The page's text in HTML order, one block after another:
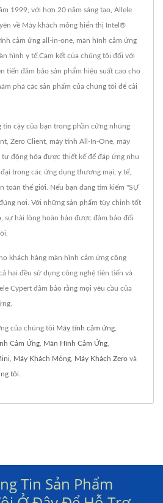
1999, với hơn 20 năm sáng tạo, Allele
về Máy khách mỏng hiển thị Intel®
cảm ứng all-in-one, màn hình cảm ứng
hình y tế.Cam kết của chúng tôi đối với
tiến đảm bảo sản phẩm hiệu suất cao cho
phá các sản phẩm của chúng tôi để cải
tin cậy của bạn trong phần cứng nhúng
Zero Client, máy tính All-In-One, máy
động hóa được thiết kế để đáp ứng nhu
trong các ứng dụng thương mại, y tế,
toàn thế giới. Nếu bạn đang tìm kiếm "SỰ
nơi. Với những sản phẩm tùy chỉnh tốt
sự hài lòng hoàn hảo được đảm bảo đối
khách hàng màn hình cảm ứng công
hai đều sử dụng công nghệ tiên tiến và
Cypert đảm bảo rằng mọi yêu cầu của
của chúng tôi Máy tính cảm ứng
Cảm Ứng Màn Hình Cảm Ứng
Máy Khách Mỏng Máy Khách Zero và
tôi
Tin Sản Phẩm